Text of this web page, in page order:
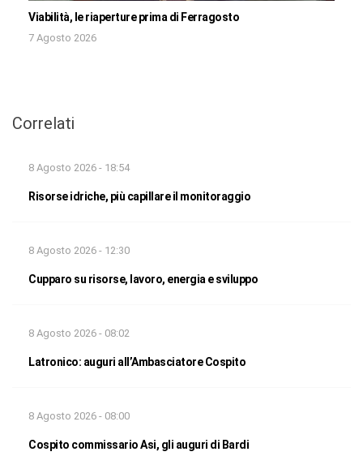
Viabilità, le riaperture prima di Ferragosto
7 Agosto 2026
Correlati
8 Agosto 2026 - 18:54
Risorse idriche, più capillare il monitoraggio
8 Agosto 2026 - 12:30
Cupparo su risorse, lavoro, energia e sviluppo
8 Agosto 2026 - 08:02
Latronico: auguri all’Ambasciatore Cospito
8 Agosto 2026 - 08:00
Cospito commissario Asi, gli auguri di Bardi